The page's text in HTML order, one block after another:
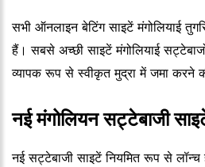
सभी ऑनलाइन बेटिंग साइटें मंगोलियाई
हैं। सबसे अच्छी साइटें मंगोलियाई
व्यापक रूप से स्वीकृत मुद्रा में जमा करने
नई मंगोलियन सट्टेबाजी
नई सट्टेबाजी साइटें नियमित रूप से